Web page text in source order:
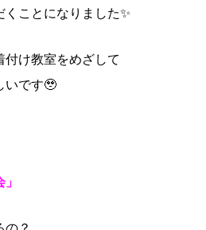
ことになりました✨
け教室をめざして
いです🥹